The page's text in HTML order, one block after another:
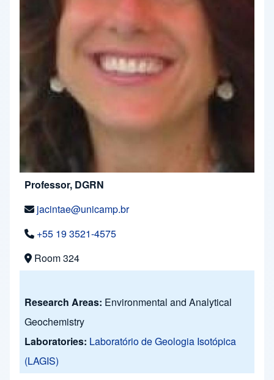
Professor, DGRN
jacintae@unicamp.br
+55 19 3521-4575
Room 324
Research Areas: Environmental and Analytical
Geochemistry
Laboratories: Laboratório de Geologia Isotópica
(LAGIS)